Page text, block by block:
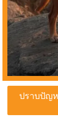
ปราบปัญ